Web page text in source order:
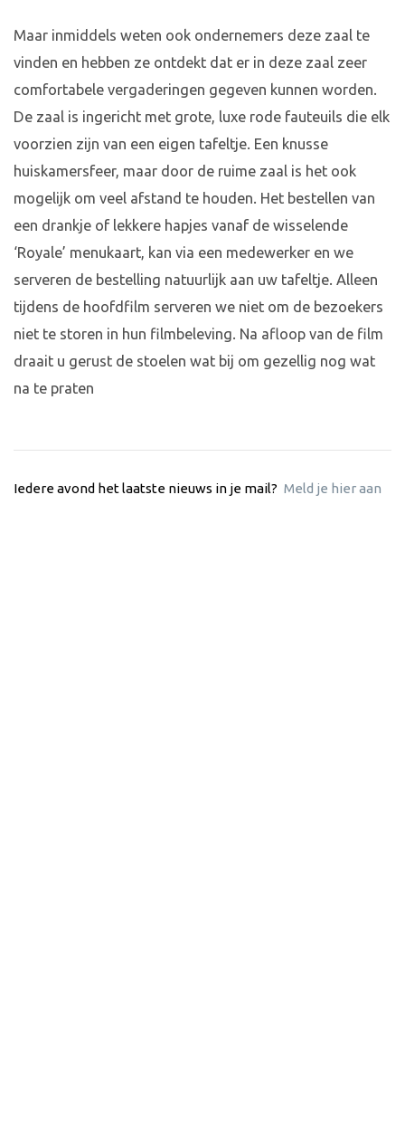
Maar inmiddels weten ook ondernemers deze zaal te
vinden en hebben ze ontdekt dat er in deze zaal zeer
comfortabele vergaderingen gegeven kunnen worden.
De zaal is ingericht met grote, luxe rode fauteuils die elk
voorzien zijn van een eigen tafeltje. Een knusse
huiskamersfeer, maar door de ruime zaal is het ook
mogelijk om veel afstand te houden. Het bestellen van
een drankje of lekkere hapjes vanaf de wisselende
‘Royale’ menukaart, kan via een medewerker en we
serveren de bestelling natuurlijk aan uw tafeltje. Alleen
tijdens de hoofdfilm serveren we niet om de bezoekers
niet te storen in hun filmbeleving. Na afloop van de film
draait u gerust de stoelen wat bij om gezellig nog wat
na te praten
Iedere avond het laatste nieuws in je mail? Meld je hier aan